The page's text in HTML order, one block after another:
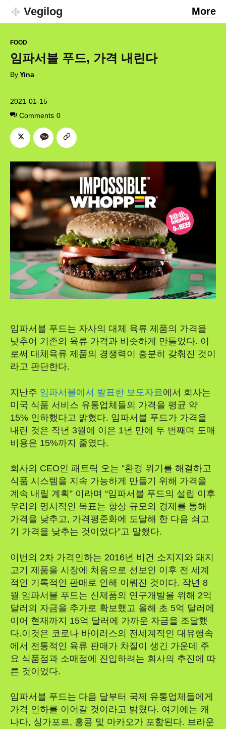
Vegilog More
2021-01-15
Comments 0
FOOD
임파서블 푸드, 가격 내린다
ByYina
임파서블 푸드는 자사의 대체 육류 제품의 가격을
낮추어 기존의 육류 가격과 비슷하게 만들었다. 이
로써 대체육류 제품의 경쟁력이 충분히 갖춰진 것이
라고 판단한다.
지난주 임파서블에서 발표한 보도자료에서 회사는
미국 식품 서비스 유통업체들의 가격을 평균 약
15% 인하했다고 밝혔다. 임파서블 푸드가 가격을
내린 것은 작년 3월에 이은 1년 만에 두 번째며 도매
비용은 15%까지 줄였다.
회사의 CEO인 패트릭 오는 “환경 위기를 해결하고
식품 시스템을 지속 가능하게 만들기 위해 가격을
계속 내릴 계획” 이라며 “임파서블 푸드의 설립 이후
우리의 명시적인 목표는 항상 규모의 경제를 통해
가격을 낮추고, 가격평준화에 도달해 한 다음 쇠고
기 가격을 낮추는 것이었다”고 말했다.
이번의 2차 가격인하는 2016년 비건 소지지와 돼지
고기 제품을 시장에 처음으로 선보인 이후 전 세계
적인 기록적인 판매로 인해 이뤄진 것이다. 작년 8
월 임파서블 푸드는 신제품의 연구개발을 위해 2억
달러의 자금을 추가로 확보했고 올해 초 5억 달러에
이어 현재까지 15억 달러에 가까운 자금을 조달했
다.이것은 코로나 바이러스의 전세계적인 대유행속
에서 전통적인 육류 판매가 차질이 생긴 가운데 주
요 식품점과 소매점에 진입하려는 회사의 추진에 따
른 것이었다.
임파서블 푸드는 다음 달부터 국제 유통업체들에게
가격 인하를 이어갈 것이라고 밝혔다. 여기에는 캐
나다, 싱가포르, 홍콩 및 마카오가 포함된다. 브라운